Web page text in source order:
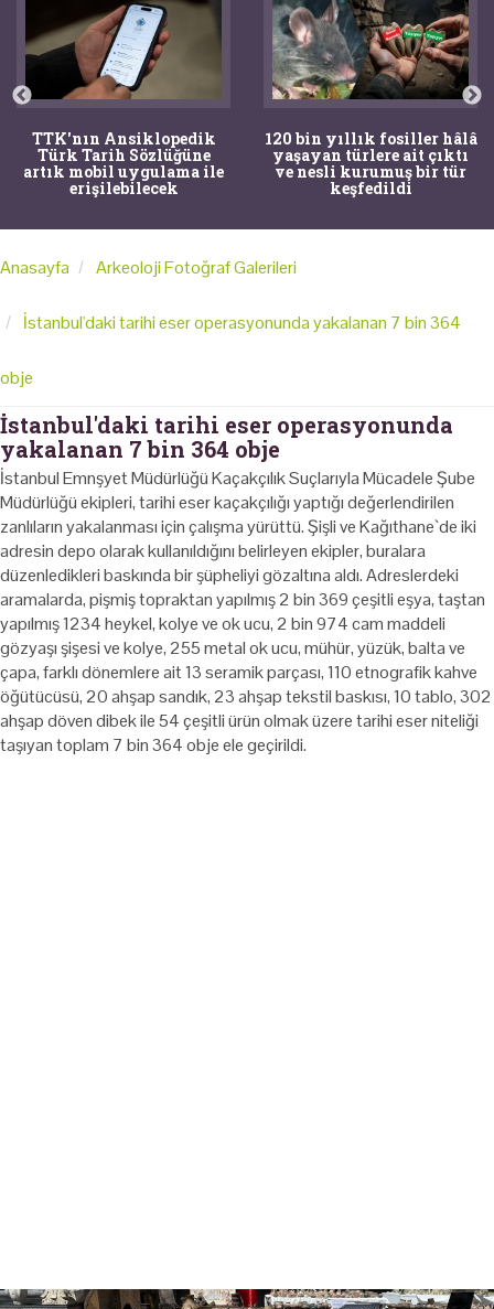
TTK'nın Ansiklopedik
Türk Tarih Sözlüğüne
artık mobil uygulama ile
erişilebilecek
120 bin yıllık fosiller hâlâ
yaşayan türlere ait çıktı
ve nesli kurumuş bir tür
keşfedildi
Anasayfa Arkeoloji Fotoğraf Galerileri
İstanbul'daki tarihi eser operasyonunda yakalanan 7 bin 364
obje
İstanbul'daki tarihi eser operasyonunda
yakalanan 7 bin 364 obje
İstanbul Emnşyet Müdürlüğü Kaçakçılık Suçlarıyla Mücadele Şube
Müdürlüğü ekipleri, tarihi eser kaçakçılığı yaptığı değerlendirilen
zanlıların yakalanması için çalışma yürüttü. Şişli ve Kağıthane`de iki
adresin depo olarak kullanıldığını belirleyen ekipler, buralara
düzenledikleri baskında bir şüpheliyi gözaltına aldı. Adreslerdeki
aramalarda, pişmiş topraktan yapılmış 2 bin 369 çeşitli eşya, taştan
yapılmış 1234 heykel, kolye ve ok ucu, 2 bin 974 cam maddeli
gözyaşı şişesi ve kolye, 255 metal ok ucu, mühür, yüzük, balta ve
çapa, farklı dönemlere ait 13 seramik parçası, 110 etnografik kahve
öğütücüsü, 20 ahşap sandık, 23 ahşap tekstil baskısı, 10 tablo, 302
ahşap döven dibek ile 54 çeşitli ürün olmak üzere tarihi eser niteliği
taşıyan toplam 7 bin 364 obje ele geçirildi.